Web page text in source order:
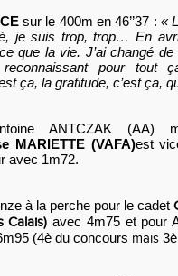
sur le 400m en 46’’37 :«
je suis trop, trop… En
que la vie. J’ai changé
reconnaissant pour tout
ça, la gratitude, c’est ça,
ANTCZAK (AA)
MARIETTE (VAFA)est
avec 1m72.
à la perche pour le cadet
Calais) avec 4m75 et pour
(4è du concours mais